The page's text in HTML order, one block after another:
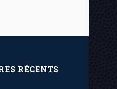
RÉCENTS